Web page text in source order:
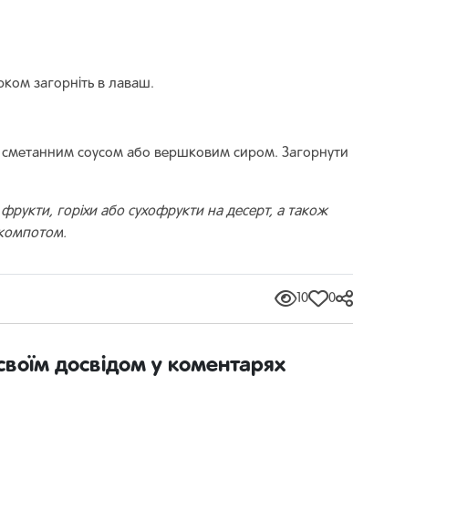
загорніть в лаваш.
соусом або вершковим сиром. Загорнути
горіхи або сухофрукти на десерт, а також
10 0
своїм досвідом у коментарях